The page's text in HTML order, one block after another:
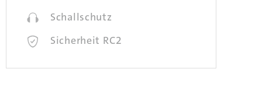
Schallschutz
Sicherheit RC2